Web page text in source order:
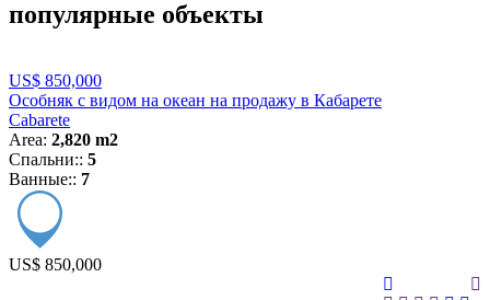
популярные объекты
US$ 850,000
Особняк с видом на океан на продажу в Кабарете
Cabarete
Area: 2,820 m2
Спальни:: 5
Ванные:: 7
US$ 850,000